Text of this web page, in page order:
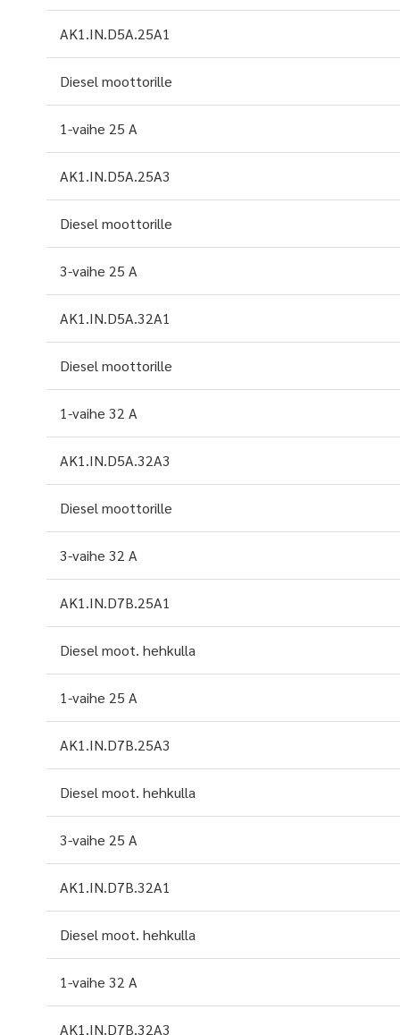
AK1.IN.D5A.25A1
Diesel moottorille
1-vaihe 25 A
AK1.IN.D5A.25A3
Diesel moottorille
3-vaihe 25 A
AK1.IN.D5A.32A1
Diesel moottorille
1-vaihe 32 A
AK1.IN.D5A.32A3
Diesel moottorille
3-vaihe 32 A
AK1.IN.D7B.25A1
Diesel moot. hehkulla
1-vaihe 25 A
AK1.IN.D7B.25A3
Diesel moot. hehkulla
3-vaihe 25 A
AK1.IN.D7B.32A1
Diesel moot. hehkulla
1-vaihe 32 A
AK1.IN.D7B.32A3